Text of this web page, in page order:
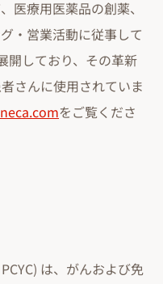
医療用医薬品の創薬、
・営業活動に従事して
開しており、その革新
さんに使用されていま
をご覧くださ
は、がんおよび免